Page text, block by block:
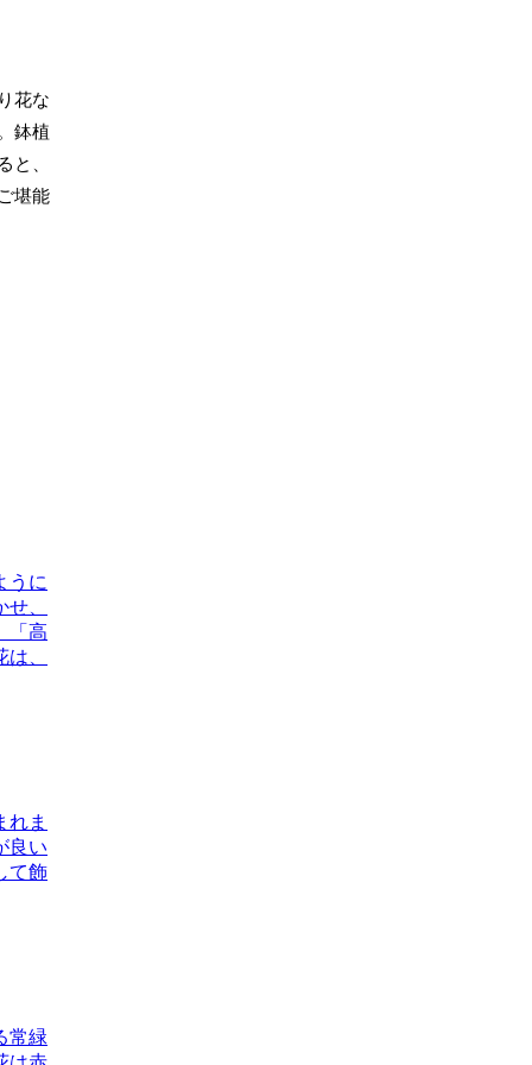
花な
鉢植
と、
堪能
うに
、
「高
、
れま
良い
て飾
常緑